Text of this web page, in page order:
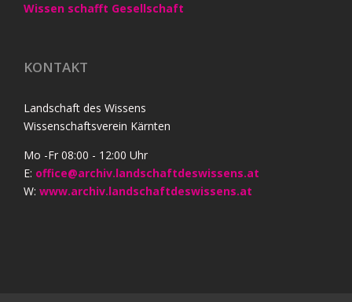
Wissen schafft Gesellschaft
KONTAKT
Landschaft des Wissens
Wissenschaftsverein Kärnten
Mo -Fr 08:00 - 12:00 Uhr
E: office@archiv.landschaftdeswissens.at
W: www.archiv.landschaftdeswissens.at